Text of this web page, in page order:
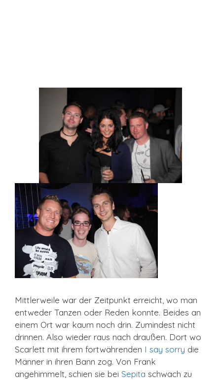
Mittlerweile war der Zeitpunkt erreicht, wo man
entweder Tanzen oder Reden konnte. Beides an
einem Ort war kaum noch drin. Zumindest nicht
drinnen. Also wieder raus nach draußen. Dort wo
Scarlett mit ihrem fortwährenden I say sorry die
Männer in ihren Bann zog. Von Frank
angehimmelt, schien sie bei Sepita schwach zu